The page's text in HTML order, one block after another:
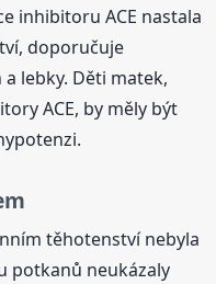
inhibitoru ACE nastala
doporučuje
lebky. Děti matek,
ACE, by měly být
těhotenství nebyla
potkanů neukázaly